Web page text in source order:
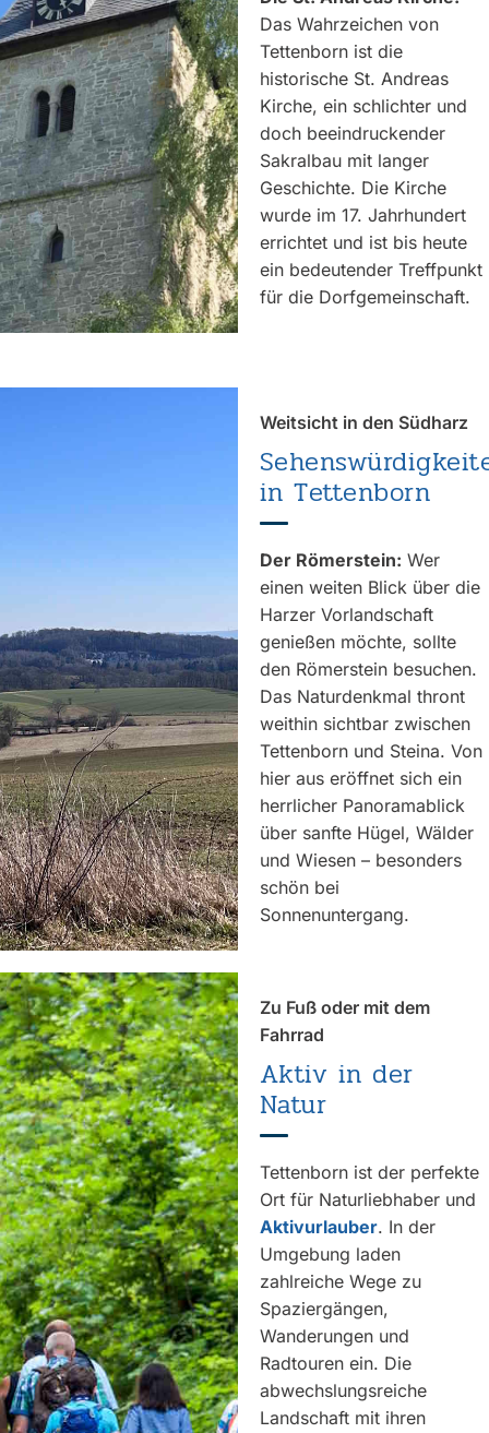
Das Wahrzeichen von
Tettenborn ist die
historische St. Andreas
Kirche, ein schlichter und
doch beeindruckender
Sakralbau mit langer
Geschichte. Die Kirche
wurde im 17. Jahrhundert
errichtet und ist bis heute
ein bedeutender Treffpunkt
für die Dorfgemeinschaft.
Weitsicht in den Südharz
in Tettenborn
Der Römerstein: Wer
einen weiten Blick über die
Harzer Vorlandschaft
genießen möchte, sollte
den Römerstein besuchen.
Das Naturdenkmal thront
weithin sichtbar zwischen
Tettenborn und Steina. Von
hier aus eröffnet sich ein
herrlicher Panoramablick
über sanfte Hügel, Wälder
und Wiesen – besonders
schön bei
Sonnenuntergang.
Zu Fuß oder mit dem
Fahrrad
Aktiv in der
Natur
Tettenborn ist der perfekte
Ort für Naturliebhaber und
Aktivurlauber. In der
Umgebung laden
zahlreiche Wege zu
Spaziergängen,
Wanderungen und
Radtouren ein. Die
abwechslungsreiche
Landschaft mit ihren